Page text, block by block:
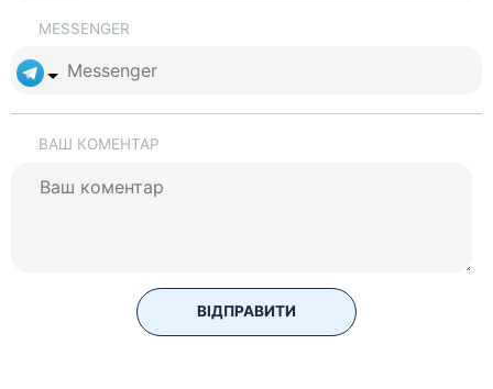
MESSENGER
ВАШ КОМЕНТАР
ВІДПРАВИТИ